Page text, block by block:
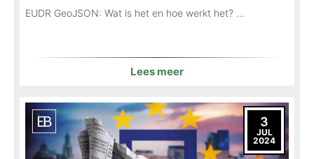
EUDR GeoJSON: Wat is het en hoe werkt het? ...
Lees meer
3
JUL
2024